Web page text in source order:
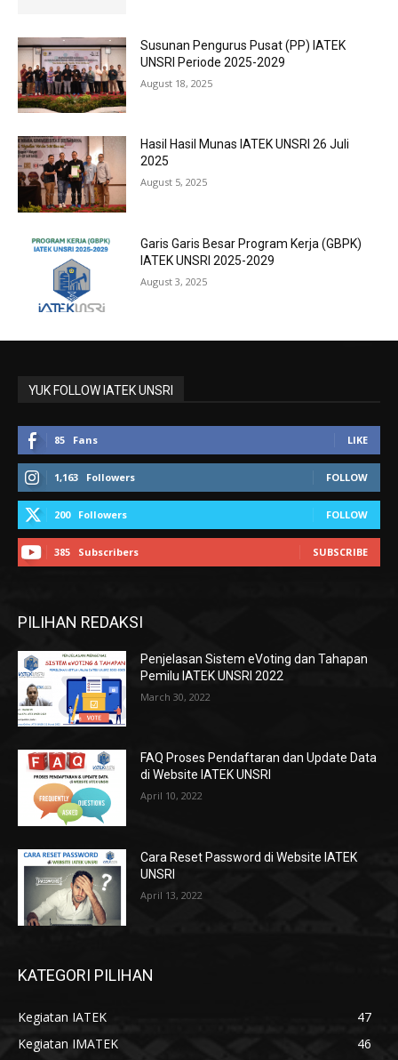
Susunan Pengurus Pusat (PP) IATEK
UNSRI Periode 2025-2029
August 18, 2025
Hasil Hasil Munas IATEK UNSRI 26 Juli
2025
August 5, 2025
Garis Garis Besar Program Kerja (GBPK)
IATEK UNSRI 2025-2029
August 3, 2025
YUK FOLLOW IATEK UNSRI
85 Fans LIKE
1,163 Followers FOLLOW
200 Followers FOLLOW
385 Subscribers SUBSCRIBE
PILIHAN REDAKSI
Penjelasan Sistem eVoting dan Tahapan
Pemilu IATEK UNSRI 2022
March 30, 2022
FAQ Proses Pendaftaran dan Update Data
di Website IATEK UNSRI
April 10, 2022
Cara Reset Password di Website IATEK
UNSRI
April 13, 2022
KATEGORI PILIHAN
Kegiatan IATEK
47
Kegiatan IMATEK
46